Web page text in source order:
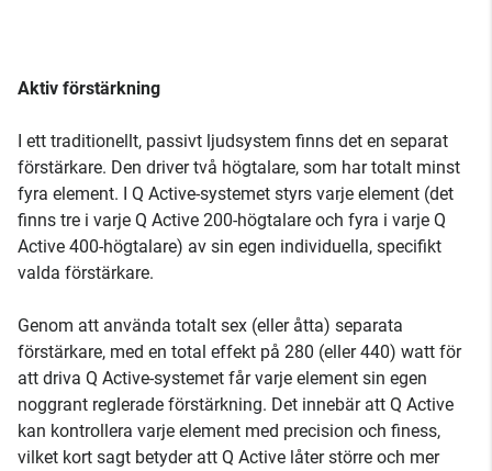
Aktiv förstärkning
I ett traditionellt, passivt ljudsystem finns det en separat
förstärkare. Den driver två högtalare, som har totalt minst
fyra element. I Q Active-systemet styrs varje element (det
finns tre i varje Q Active 200-högtalare och fyra i varje Q
Active 400-högtalare) av sin egen individuella, specifikt
valda förstärkare.
Genom att använda totalt sex (eller åtta) separata
förstärkare, med en total effekt på 280 (eller 440) watt för
att driva Q Active-systemet får varje element sin egen
noggrant reglerade förstärkning. Det innebär att Q Active
kan kontrollera varje element med precision och finess,
vilket kort sagt betyder att Q Active låter större och mer